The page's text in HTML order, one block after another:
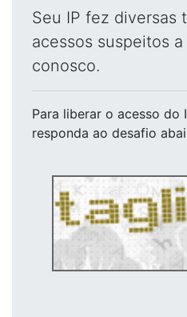
Seu IP fez diversas
acessos suspeitos
conosco.
Para liberar o acesso do
responda ao desafio